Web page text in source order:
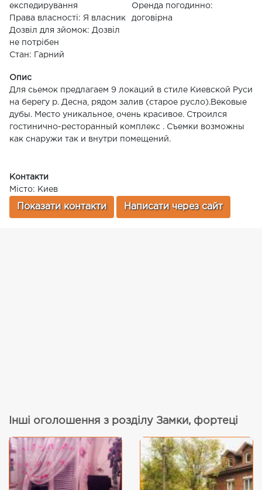
експедирування
Права власності: Я власник
Дозвіл для зйомок: Дозвіл
не потрібен
Стан: Гарний
Оренда погодинно:
договірна
Опис
Для сьемок предлагаем 9 локаций в стиле Киевской Руси
на берегу р. Десна, рядом залив (старое русло).Вековые
дубы. Место уникальное, очень красивое. Строился
гостинично-ресторанный комплекс . Съемки возможны
как снаружи так и внутри помещений.
Контакти
Місто: Киев
Показати контакти Написати через сайт
Інші оголошення з розділу Замки, фортеці